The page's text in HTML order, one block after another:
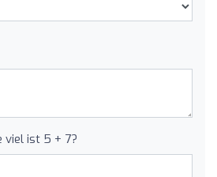
viel ist 5 + 7?